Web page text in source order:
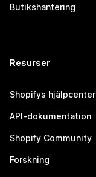
Butikshantering
Resurser
Shopifys hjälpcenter
API-dokumentation
Shopify Community
Forskning